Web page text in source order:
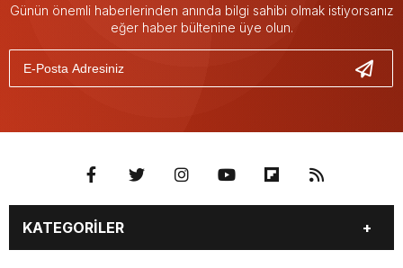
Günün önemli haberlerinden anında bilgi sahibi olmak istiyorsanız
eğer haber bültenine üye olun.
KATEGORİLER